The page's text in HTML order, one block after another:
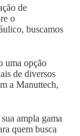
de
o
buscamos
uma opção
de diversos
a Manuttech,
ampla gama
quem busca